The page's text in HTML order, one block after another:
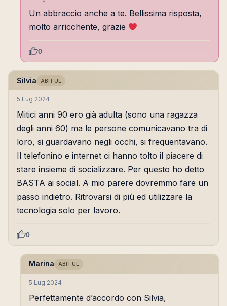
Un abbraccio anche a te. Bellissima risposta,
molto arricchente, grazie
0
Silvia ABITUÈ
5 Lug 2024
Mitici anni 90 ero già adulta (sono una ragazza
degli anni 60) ma le persone comunicavano tra di
loro, si guardavano negli occhi, si frequentavano.
Il telefonino e internet ci hanno tolto il piacere di
stare insieme di socializzare. Per questo ho detto
BASTA ai social. A mio parere dovremmo fare un
passo indietro. Ritrovarsi di più ed utilizzare la
tecnologia solo per lavoro.
0
Marina ABITUÈ
5 Lug 2024
Perfettamente d’accordo con Silvia,